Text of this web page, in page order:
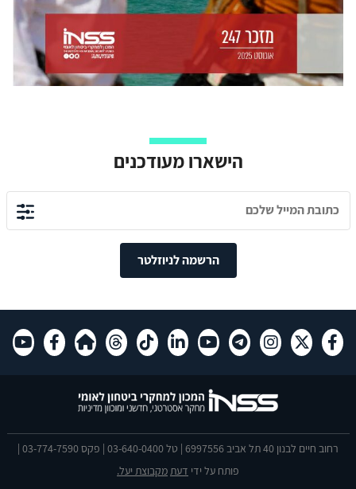
הישארו מעודכנים
הרשמה לניוזלטר
רחוב חיים לבנון 40 תל אביב 6997556 | טל 03-640-0400 | פקס 03-774-7590 |
פותח על ידי דעתמקבוצת יעל.